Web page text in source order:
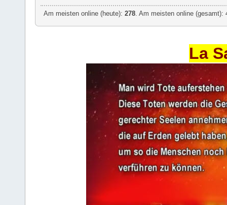
Am meisten online (heute):278 . Am meisten online
La